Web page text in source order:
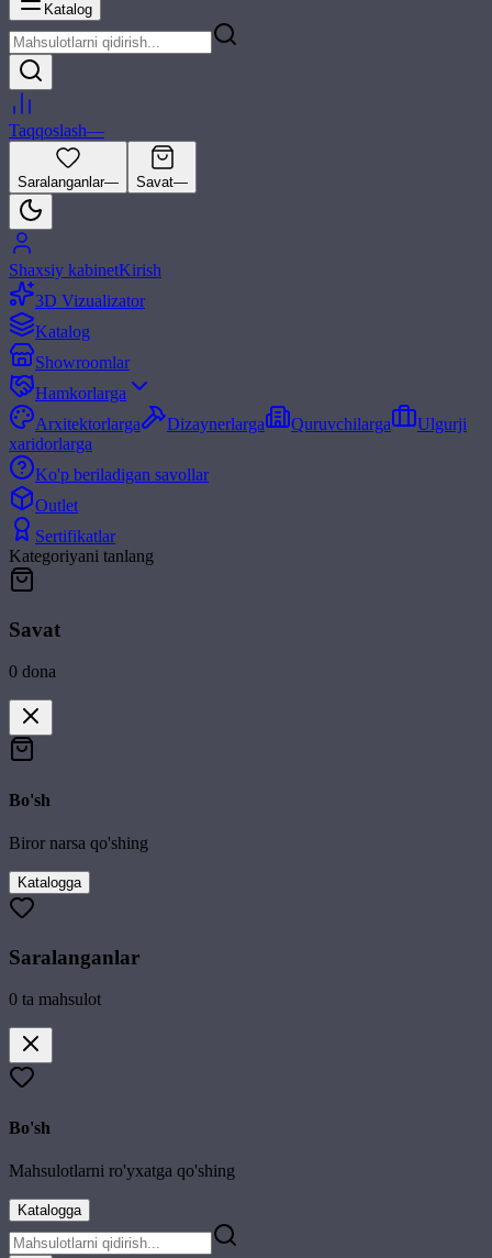
Katalog
Taqqoslash—
Saralanganlar— Savat—
Shaxsiy kabinetKirish
3D Vizualizator
Katalog
Showroomlar
Hamkorlarga
Arxitektorlarga
Dizaynerlarga Quruvchilarga
Ulgurji
xaridorlarga
Ko'p beriladigan savollar
Outlet
Sertifikatlar
Kategoriyani tanlang
Savat
0 dona
Bo'sh
Biror narsa qo'shing
Katalogga
Saralanganlar
0 ta mahsulot
Bo'sh
Mahsulotlarni ro'yxatga qo'shing
Katalogga